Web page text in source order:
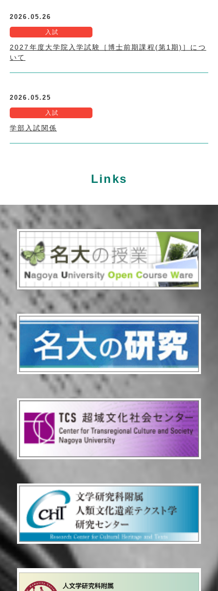
2026.05.26
入試
2027年度大学院入学試験［博士前期課程(第1期)］につ
いて
2026.05.25
入試
学部入試関係
Links